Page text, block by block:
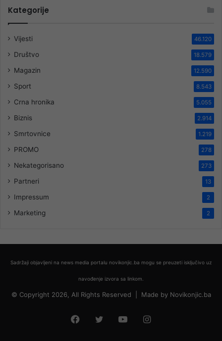
Kategorije
Vijesti 46.120
Društvo 18.579
Magazin 12.590
Sport 8.543
Crna hronika 5.055
Biznis 2.914
Smrtovnice 1.219
PROMO 278
Nekategorisano 273
Partneri 13
Impressum 2
Marketing 2
Sadržaji objavljeni na news media portalu novikonjic.ba mogu se preuzeti isključivo uz
navođenje izvora sa linkom.
© Copyright 2026, All Rights Reserved | Made by Novikonjic.ba
Facebook
TwitterYouTubeInstagram